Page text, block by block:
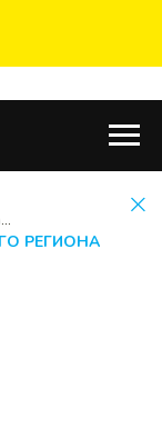
РЕГИОНА